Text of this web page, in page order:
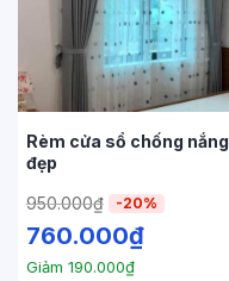
Rèm cửa sổ chống nắng
đẹp
950.000₫ -20%
760.000₫
Giảm 190.000₫